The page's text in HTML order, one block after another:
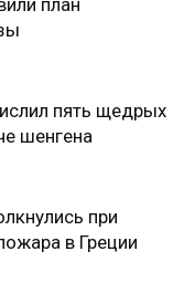
план
пять щедрых
шенгена
при
в Греции